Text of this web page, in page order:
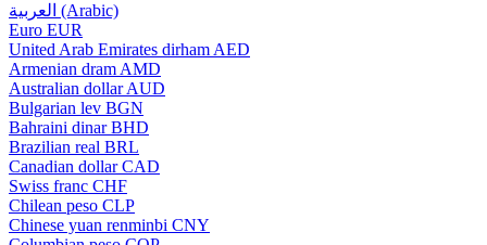
العربية (Arabic)
Euro EUR
United Arab Emirates dirham AED
Armenian dram AMD
Australian dollar AUD
Bulgarian lev BGN
Bahraini dinar BHD
Brazilian real BRL
Canadian dollar CAD
Swiss franc CHF
Chilean peso CLP
Chinese yuan renminbi CNY